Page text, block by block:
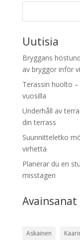
Uutisia
Bryggans
av bryggor inför
Terassin huolto
vuosilla
Underhåll av
din terrass
Suunnitteletko
virhettä
Planerar du en
misstagen
Avainsanat
Askainen